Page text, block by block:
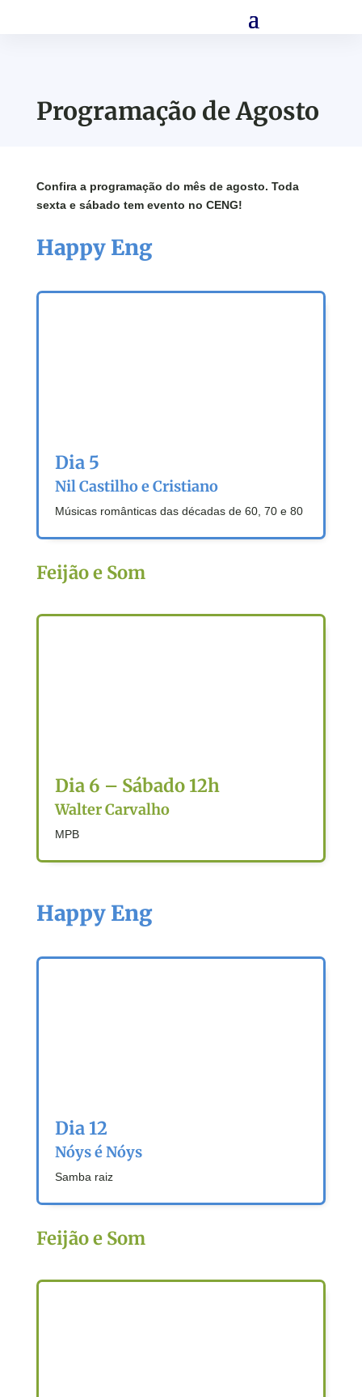
Programação de Agosto
Confira a programação do mês de agosto. Toda
sexta e sábado tem evento no CENG!
Happy Eng
Dia 5
Nil Castilho e Cristiano
Músicas românticas das décadas de 60, 70 e 80
Feijão e Som
Dia 6 – Sábado 12h
Walter Carvalho
MPB
Happy Eng
Dia 12
Nóys é Nóys
Samba raiz
Feijão e Som